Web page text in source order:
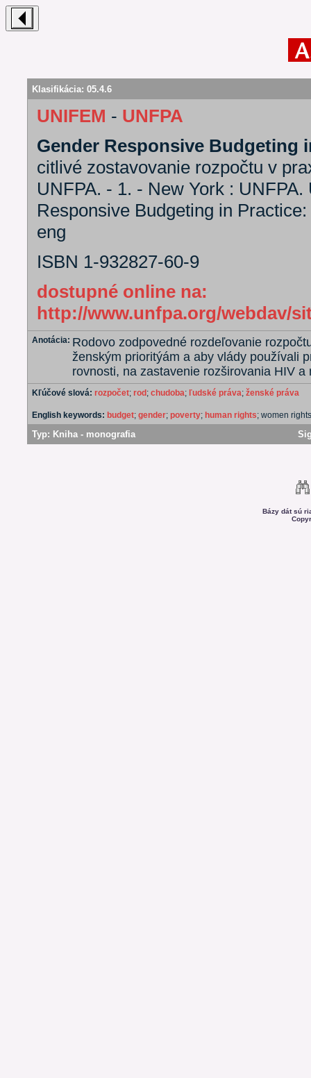
Klasifikácia: 05.4.6
UNIFEM - UNFPA
Gender Responsive Budgeting
citlivé zostavovanie rozpočtu v
UNFPA. - 1. - New York :
Responsive Budgeting in
eng
ISBN 1-932827-60-9
dostupné online na:
http://www.unfpa.org/webdav/
Anotácia: Rodovo zodpovedné rozdeľovanie
ženským prioritýám a aby vlády používali
rovnosti, na zastavenie rozširovania HIV
Kľúčové slová: rozpočet; rod ; chudoba; ľudské práva; ženské práva
English keywords: budget; gender; poverty; human rights; women rights
Typ: Kniha - monografia
Bázy dát sú